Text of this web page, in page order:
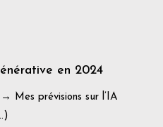
en 2024
Mes prévisions sur l’IA